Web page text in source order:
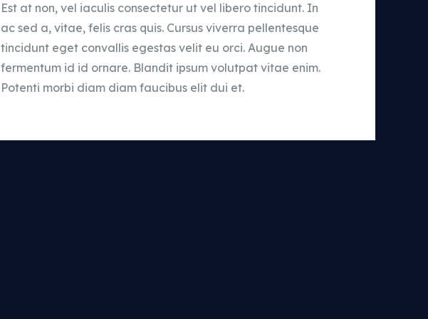
Est at non, vel iaculis consectetur ut vel libero tincidunt. In
ac sed a, vitae, felis cras quis. Cursus viverra pellentesque
tincidunt eget convallis egestas velit eu orci. Augue non
fermentum id id ornare. Blandit ipsum volutpat vitae enim.
Potenti morbi diam diam faucibus elit dui et.